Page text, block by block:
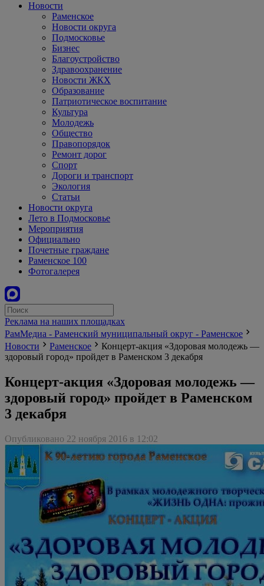
Новости
Раменское
Новости округа
Подмосковье
Бизнес
Благоустройство
Здравоохранение
Новости ЖКХ
Образование
Патриотическое воспитание
Культура
Молодежь
Общество
Правопорядок
Ремонт дорог
Спорт
Дороги и транспорт
Экология
Статьи
Новости округа
Лето в Подмосковье
Мероприятия
Официально
Почетные граждане
Раменское 100
Фотогалерея
Реклама на наших площадках
РамМедиа - Раменский муниципальный округ - Раменское
Новости
Раменское
Концерт-акция «Здоровая молодежь —
здоровый город» пройдет в Раменском 3 декабря
Концерт-акция «Здоровая молодежь —
здоровый город» пройдет в Раменском
3 декабря
Опубликовано 22 ноября 2016 в 12:02